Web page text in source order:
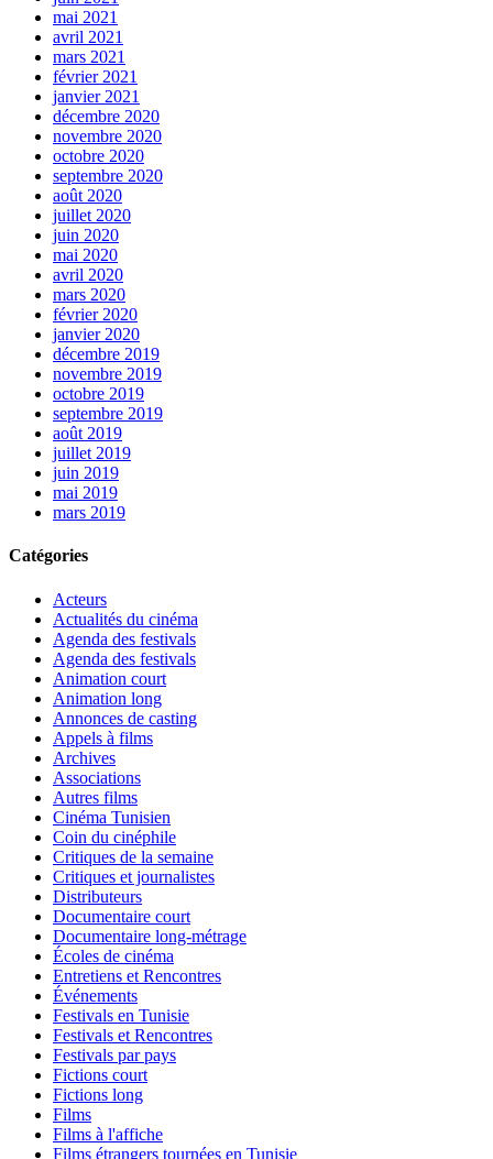
mai 2021
avril 2021
mars 2021
février 2021
janvier 2021
décembre 2020
novembre 2020
octobre 2020
septembre 2020
août 2020
juillet 2020
juin 2020
mai 2020
avril 2020
mars 2020
février 2020
janvier 2020
décembre 2019
novembre 2019
octobre 2019
septembre 2019
août 2019
juillet 2019
juin 2019
mai 2019
mars 2019
Catégories
Acteurs
Actualités du cinéma
Agenda des festivals
Agenda des festivals
Animation court
Animation long
Annonces de casting
Appels à films
Archives
Associations
Autres films
Cinéma Tunisien
Coin du cinéphile
Critiques de la semaine
Critiques et journalistes
Distributeurs
Documentaire court
Documentaire long-métrage
Écoles de cinéma
Entretiens et Rencontres
Événements
Festivals en Tunisie
Festivals et Rencontres
Festivals par pays
Fictions court
Fictions long
Films
Films à l'affiche
Films étrangers tournées en Tunisie